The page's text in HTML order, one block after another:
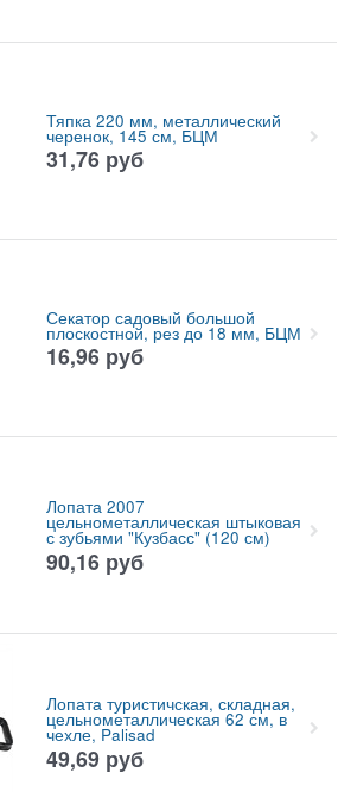
Тяпка 220 мм, металлический
черенок, 145 см, БЦМ
31,76 руб
Секатор садовый большой
плоскостной, рез до 18 мм, БЦМ
16,96 руб
Лопата 2007
цельнометаллическая штыковая
с зубьями "Кузбасс" (120 см)
90,16 руб
Лопата туристичская, складная,
цельнометаллическая 62 см, в
чехле, Palisad
49,69 руб